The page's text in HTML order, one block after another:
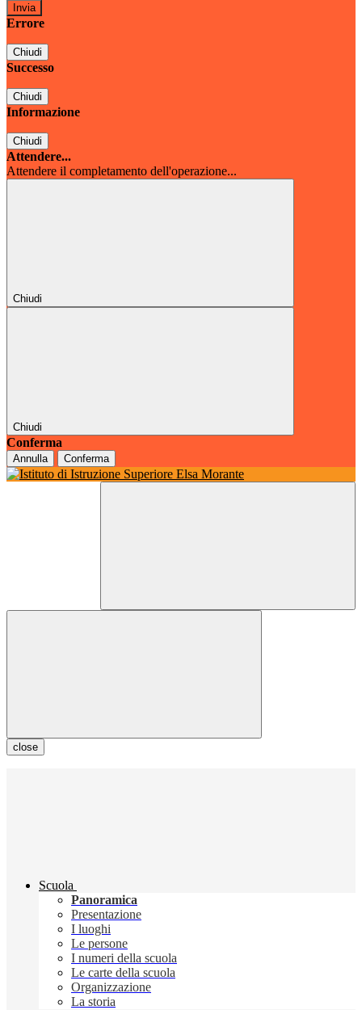
Errore
Chiudi
Successo
Chiudi
Informazione
Chiudi
Attendere...
Attendere il completamento dell'operazione...
Chiudi
Chiudi
Conferma
Annulla Conferma
close
Scuola
Panoramica
Presentazione
I luoghi
Le persone
I numeri della scuola
Le carte della scuola
Organizzazione
La storia